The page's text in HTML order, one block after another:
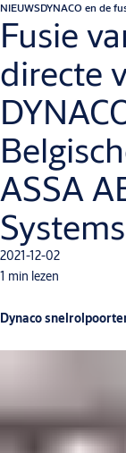
NIEUWSDYNACO en de
Fusie
directe
ASSA
Systems
2021-12-02
1 min lezen
Dynaco